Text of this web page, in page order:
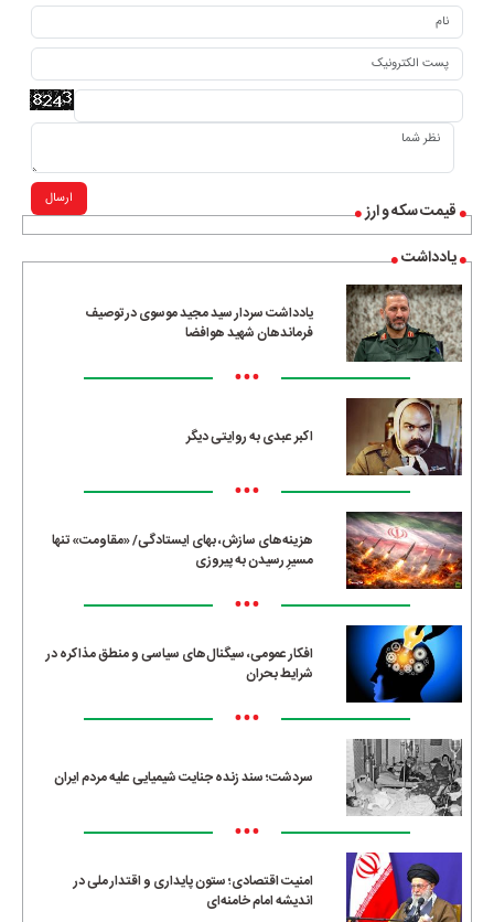
قیمت سکه و ارز
یادداشت
یادداشت سردار سید مجید موسوی در توصیف
فرماندهان شهید هوافضا
•••
اکبر عبدی به روایتی دیگر
•••
هزینه‌های سازش، بهای ایستادگی/ «مقاومت» تنها
مسیرِ رسیدن به پیروزی
•••
افکار عمومی، سیگنال‌های سیاسی و منطق مذاکره در
شرایط بحران
•••
سردشت؛ سند زنده جنایت شیمیایی علیه مردم ایران
•••
امنیت اقتصادی؛ ستون پایداری و اقتدار ملی در
اندیشه امام خامنه‌ای
ارسال